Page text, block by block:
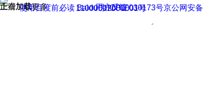
正在加载
上滑加载更多 用户反馈
使用百度前必读 Baidu 京ICP证030173号
京公网安备11000002000001号